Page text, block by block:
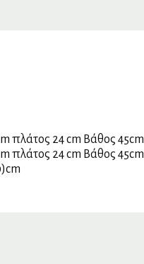
πλάτος 24 cm Βάθος 45cm
πλάτος 24 cm Βάθος 45cm